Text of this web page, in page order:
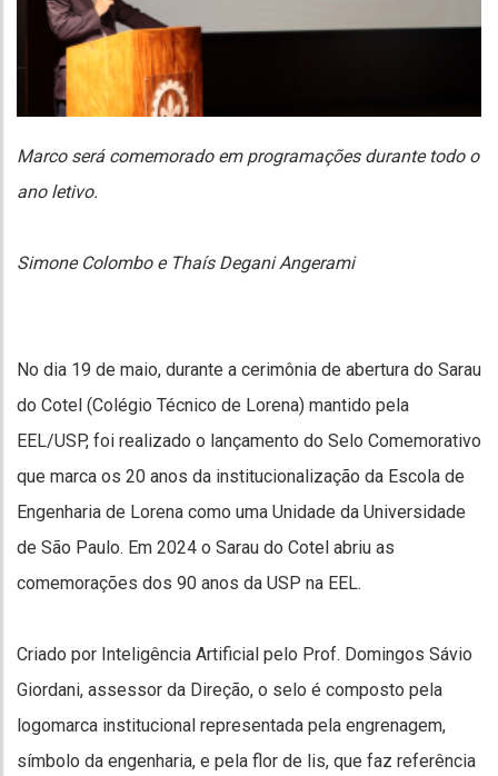
Marco será comemorado em programações durante todo o
ano letivo.
Simone Colombo e Thaís Degani Angerami
No dia 19 de maio, durante a cerimônia de abertura do Sarau
do Cotel (Colégio Técnico de Lorena) mantido pela
EEL/USP, foi realizado o lançamento do Selo Comemorativo
que marca os 20 anos da institucionalização da Escola de
Engenharia de Lorena como uma Unidade da Universidade
de São Paulo. Em 2024 o Sarau do Cotel abriu as
comemorações dos 90 anos da USP na EEL.
Criado por Inteligência Artificial pelo Prof. Domingos Sávio
Giordani, assessor da Direção, o selo é composto pela
logomarca institucional representada pela engrenagem,
símbolo da engenharia, e pela flor de lis, que faz referência